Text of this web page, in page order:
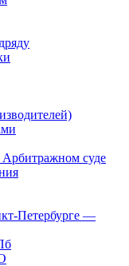
суде
Петербурге —